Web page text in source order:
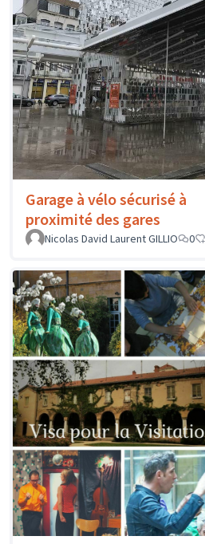
Garage à vélo sécurisé à
proximité des gares
Nicolas David Laurent GILLIO
0